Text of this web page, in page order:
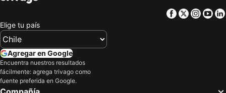
Hotel Ibiza Barra
B&B Hotels Rio de Janeiro Norte
Regency Barra Hotel
Americas Barra Hotel
Courtyard by Marriott Rio de Janeiro Barra da Tijuca
Novotel Rio de Janeiro Parque Olimpico
Samba Rio Convention e Residence
Facebook
Twitter
Elige tu país
Agregar en Google
Encuentra nuestros resultados
fácilmente: agrega trivago como
fuente preferida en Google.